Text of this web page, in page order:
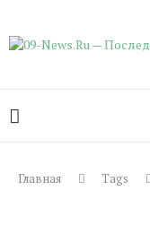
Главная Tags